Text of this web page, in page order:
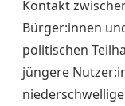
Kontakt
Bürger:innen
politischen
jüngere